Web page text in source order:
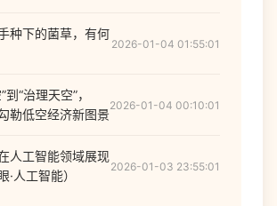
种下的菌草，有何
2026-01-04 01:55:01
到“治理天空”，
勒低空经济新图景
2026-01-04 00:10:01
人工智能领域展现
·人工智能）
2026-01-03 23:55:01